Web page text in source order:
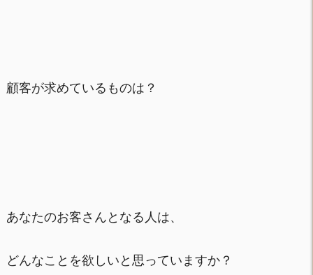
顧客が求めているものは？
あなたのお客さんとなる人は、
どんなことを欲しいと思っていますか？